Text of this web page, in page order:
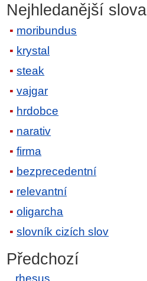
Nejhledanější slova
moribundus
krystal
steak
vajgar
hrdobce
narativ
firma
bezprecedentní
relevantní
oligarcha
slovník cizích slov
Předchozí